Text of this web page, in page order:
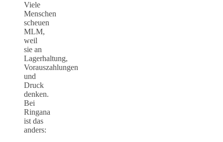
Viele
Menschen
scheuen
MLM,
weil
sie an
Lagerhaltung,
Vorauszahlungen
und
Druck
denken.
Bei
Ringana
ist das
anders: